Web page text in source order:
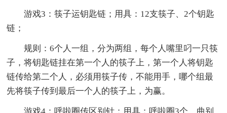
游戏3：筷子运钥匙链；用具：12支筷子、2个钥匙
链；
规则：6个人一组，分为两组，每个人嘴里叼一只筷
子，将钥匙链挂在第一个人的筷子上，第一个人将钥匙
链传给第二个人，必须用筷子传，不能用手，哪个组最
先将筷子传到最后一个人的筷子上，为赢。